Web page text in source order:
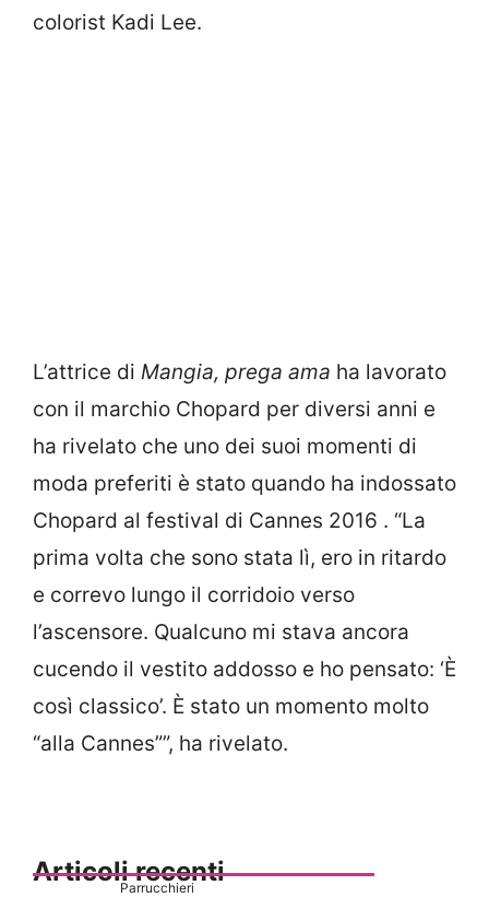
colorist Kadi Lee.
L’attrice di Mangia, prega ama ha lavorato
con il marchio Chopard per diversi anni e
ha rivelato che uno dei suoi momenti di
moda preferiti è stato quando ha indossato
Chopard al festival di Cannes 2016 . “La
prima volta che sono stata lì, ero in ritardo
e correvo lungo il corridoio verso
l’ascensore. Qualcuno mi stava ancora
cucendo il vestito addosso e ho pensato: ‘È
così classico’. È stato un momento molto
“alla Cannes””, ha rivelato.
Articoli recenti
Parrucchieri